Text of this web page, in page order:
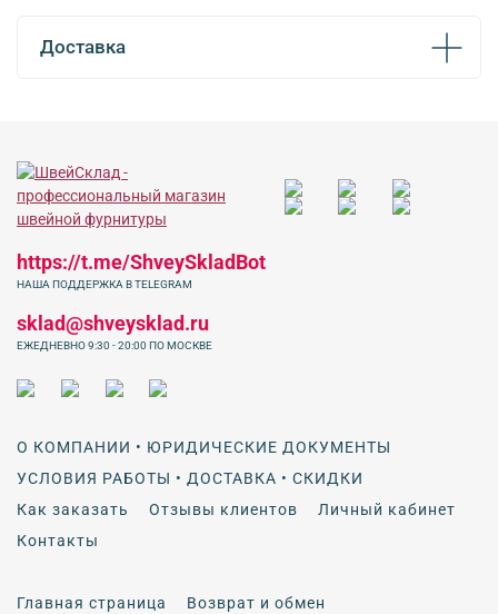
Доставка
О КОМПАНИИ • ЮРИДИЧЕСКИЕ ДОКУМЕНТЫ
УСЛОВИЯ РАБОТЫ • ДОСТАВКА • СКИДКИ
Как заказать
Отзывы клиентов
Личный кабинет
Контакты
Главная страница
Возврат и обмен
https://t.me/ShveySkladBot
НАША ПОДДЕРЖКА В TELEGRAM
sklad@shveysklad.ru
ЕЖЕДНЕВНО 9:30 - 20:00 ПО МОСКВЕ